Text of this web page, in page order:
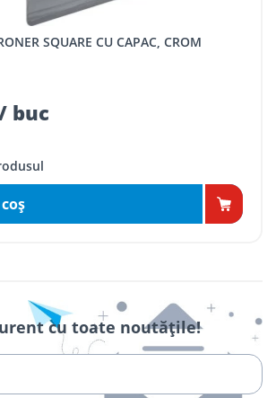
SQUARE CU CAPAC, CROM
buc
cu toate noutățile!